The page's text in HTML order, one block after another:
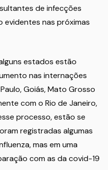
de infecções
evidentes nas próximas
estados estão
nas internações
Goiás, Mato Grosso
com o Rio de Janeiro,
processo, estão se
registradas algumas
mas em uma
com as da covid-19